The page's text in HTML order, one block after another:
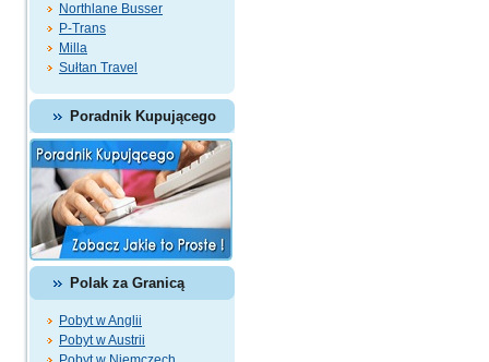
Northlane Busser
P-Trans
Milla
Sułtan Travel
Poradnik Kupującego
Polak za Granicą
Pobyt w Anglii
Pobyt w Austrii